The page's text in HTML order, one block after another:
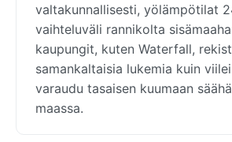
valtakunnallisesti, yölämpötilat
vaihteluväli rannikolta
kaupungit, kuten Waterfall,
samankaltaisia lukemia kuin
varaudu tasaisen kuumaan
maassa.